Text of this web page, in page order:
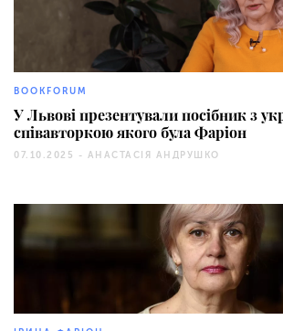
BOOKFORUM
У Львові презентували посібник з
співавторкою якого була Фаріон
07.10.2025 - АНАСТАСІЯ АНДРУШКО